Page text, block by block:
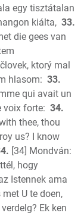
egy tisztátalan
kiálta, 33.
die gees van
ktorý mal
hlasom: 33.
qui avait un
voix forte: 34.
thee, thou
us? I know
[34] Mondván:
hogy
Istennek ama
U te doen,
Ek ken